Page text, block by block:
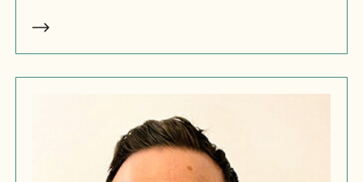
Patrick Arndt
Subdirector de Certificación de Manipuladores